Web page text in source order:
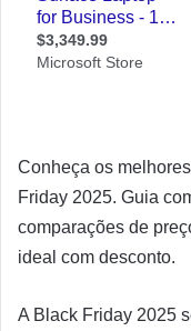
Conheça os
Friday 2025. Guia
comparações de
ideal com desconto.
A Black Friday 2025